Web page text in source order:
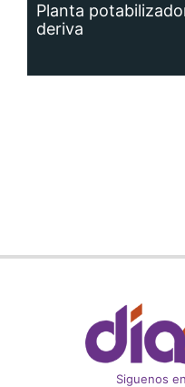
Planta
deriva
Siguenos